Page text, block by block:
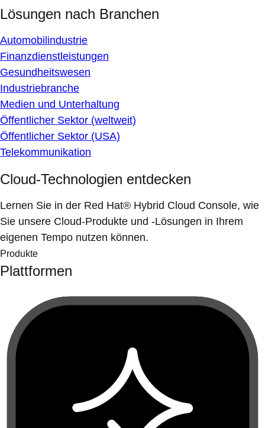
Lösungen nach Branchen
Automobilindustrie
Finanzdienstleistungen
Gesundheitswesen
Industriebranche
Medien und Unterhaltung
Öffentlicher Sektor (weltweit)
Öffentlicher Sektor (USA)
Telekommunikation
Cloud-Technologien entdecken
Lernen Sie in der Red Hat® Hybrid Cloud Console, wie
Sie unsere Cloud-Produkte und -Lösungen in Ihrem
eigenen Tempo nutzen können.
Produkte
Plattformen